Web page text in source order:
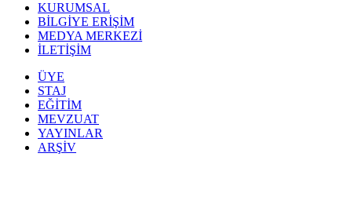
KURUMSAL
BİLGİYE ERİŞİM
MEDYA MERKEZİ
İLETİŞİM
ÜYE
STAJ
EĞİTİM
MEVZUAT
YAYINLAR
ARŞİV